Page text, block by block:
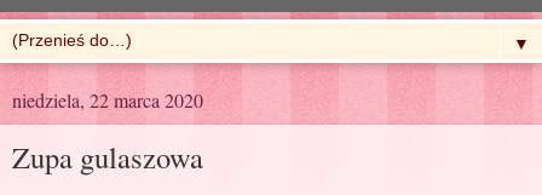
▼
niedziela, 22 marca 2020
Zupa gulaszowa